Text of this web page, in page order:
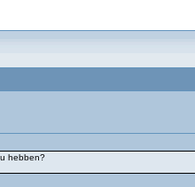
hebben?